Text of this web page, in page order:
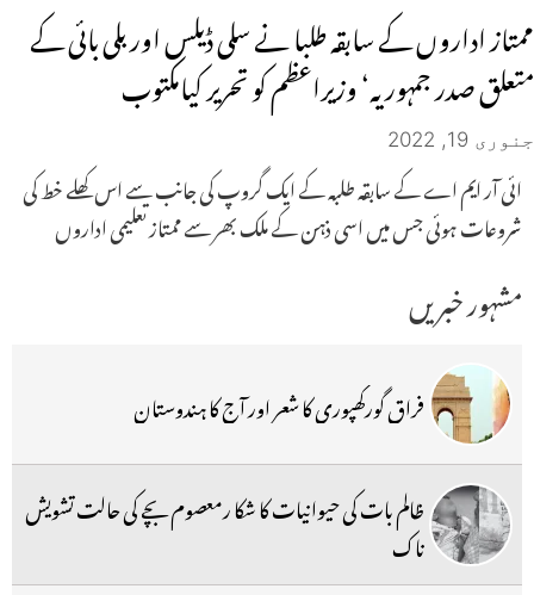
ممتاز اداروں کے سابقہ طلبا نے سلی ڈیلس اور بلی بائی کے
متعلق صدر جمہوریہ‘ وزیراعظم کو تحریر کیامکتوب
جنوری 19, 2022
ائی آر ایم اے کے سابقہ طلبہ کے ایک گروپ کی جانب سے اس کھلے خط کی
شروعات ہوئی جس میں اسی ذہن کے ملک بھر سے ممتاز تعلیمی اداروں
مشہور خبریں
فراق گورکھپوری کا شعر اور آج کا ہندوستان
ظالم بات کی حیوانیات کا شکا رمعصوم بچے کی حالت تشویش
ناک